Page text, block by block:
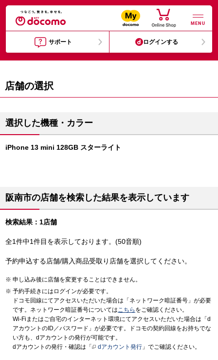
MENU
サポート ログインする
店舗の選択
選択した機種・カラー
iPhone 13 mini 128GB スターライト
阪南市の店舗を検索した結果を表示しています
検索結果：1店舗
全1件中1件目を表示しております。(50音順)
予約申込する店舗/購入商品受取り店舗を選択してください。
申し込み後に店舗を変更することはできません。
予約手続きにはログインが必要です。
ドコモ回線にてアクセスいただいた場合は「ネットワーク暗証番号」が必要
です。ネットワーク暗証番号についてはこちら をご確認ください。
Wi-Fiまたはご自宅のインターネット環境にてアクセスいただいた場合は「d
アカウントのID／パスワード」が必要です。ドコモの契約回線をお持ちでな
い方も、dアカウントの発行が可能です。
dアカウントの発行・確認は「
dアカウント発行 」でご確認ください。